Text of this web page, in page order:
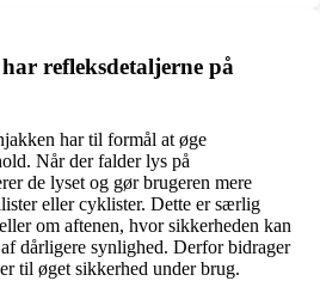
refleksdetaljerne på
har til formål at øge
Når der falder lys på
de lyset og gør brugeren mere
eller cyklister. Dette er særlig
om aftenen, hvor sikkerheden kan
dårligere synlighed. Derfor bidrager
til øget sikkerhed under brug.